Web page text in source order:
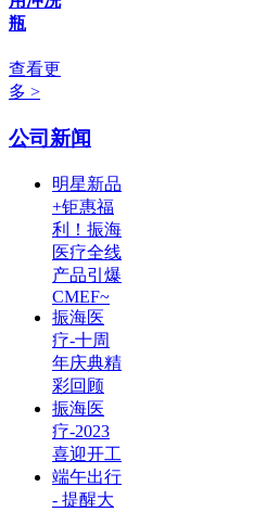
瓶
查看更
多 >
公司新闻
明星新品
+钜惠福
利！振海
医疗全线
产品引爆
CMEF~
振海医
疗-十周
年庆典精
彩回顾
振海医
疗-2023
喜迎开工
端午出行
- 提醒大